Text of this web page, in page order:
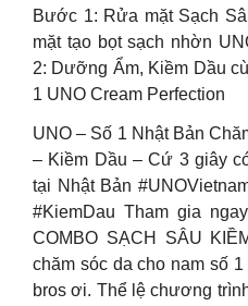
Bước 1: Rửa mặt Sạch
mặt tạo bọt sạch nhờn
2: Dưỡng Ẩm, Kiềm Dầu
1 UNO Cream Perfection
UNO – Số 1 Nhật Bản
– Kiềm Dầu – Cứ 3 giây
tại Nhật Bản
#KiemDau Tham gia
COMBO SẠCH SÂU
chăm sóc da cho nam số
bros ơi. Thể lệ chương